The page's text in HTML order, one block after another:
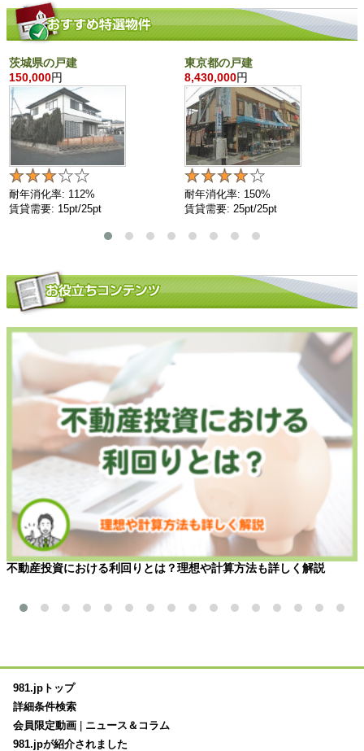
茨城県の戸建
150,000円
耐年消化率: 112%
賃貸需要: 15pt/25pt
東京都の戸建
8,430,000円
耐年消化率: 150%
賃貸需要: 25pt/25pt
不動産投資における利回りとは？理想や計算方法も詳しく解説
981.jpトップ
詳細条件検索
会員限定動画
ニュース＆コラム
981.jpが紹介されました